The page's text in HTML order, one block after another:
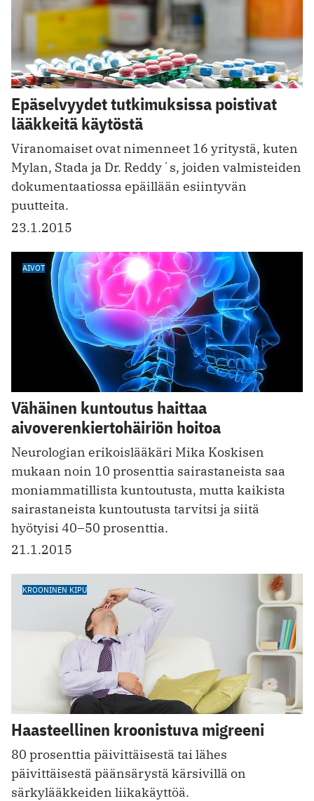
Epäselvyydet tutkimuksissa poistivat
lääkkeitä käytöstä
Viranomaiset ovat nimenneet 16 yritystä, kuten
Mylan, Stada ja Dr. Reddy´s, joiden valmisteiden
dokumentaatiossa epäillään esiintyvän
puutteita.
23.1.2015
AIVOT
Vähäinen kuntoutus haittaa
aivoverenkiertohäiriön hoitoa
Neurologian erikoislääkäri Mika Koskisen
mukaan noin 10 prosenttia sairastaneista saa
moniammatillista kuntoutusta, mutta kaikista
sairastaneista kuntoutusta tarvitsi ja siitä
hyötyisi 40–50 prosenttia.
21.1.2015
KROONINEN KIPU
Haasteellinen kroonistuva migreeni
80 prosenttia päivittäisestä tai lähes
päivittäisestä päänsärystä kärsivillä on
särkylääkkeiden liikakäyttöä.